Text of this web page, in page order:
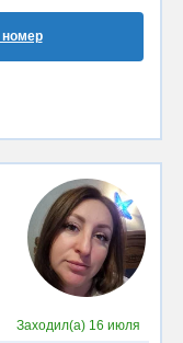
номер
Заходил(а) 16 июля